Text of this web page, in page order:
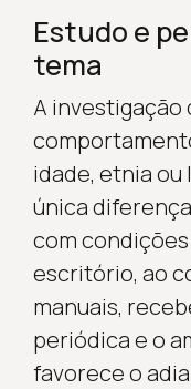
Estudo e
tema
A investigação
idade, etnia ou
única
com
escritório, ao
manuais,
periódica e o
favorece o